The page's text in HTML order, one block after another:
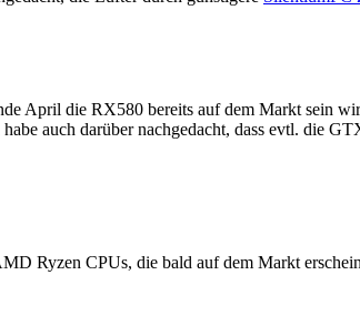
April die RX580 bereits auf dem Markt sein
habe auch darüber nachgedacht, dass evtl. die
Ryzen CPUs, die bald auf dem Markt